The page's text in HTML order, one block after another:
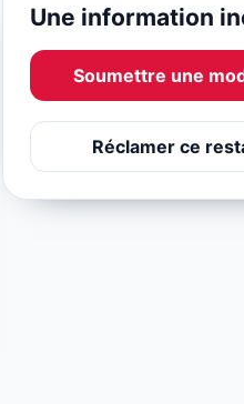
Une information
Soumettre une
Réclamer ce